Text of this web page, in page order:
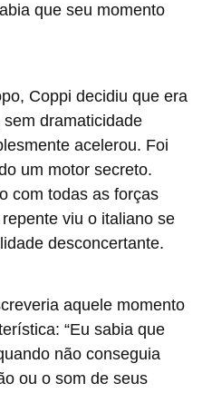
que seu momento
Coppi decidiu que era
dramaticidade
acelerou. Foi
um motor secreto.
com todas as forças
viu o italiano se
desconcertante.
aquele momento
“Eu sabia que
não conseguia
ou o som de seus